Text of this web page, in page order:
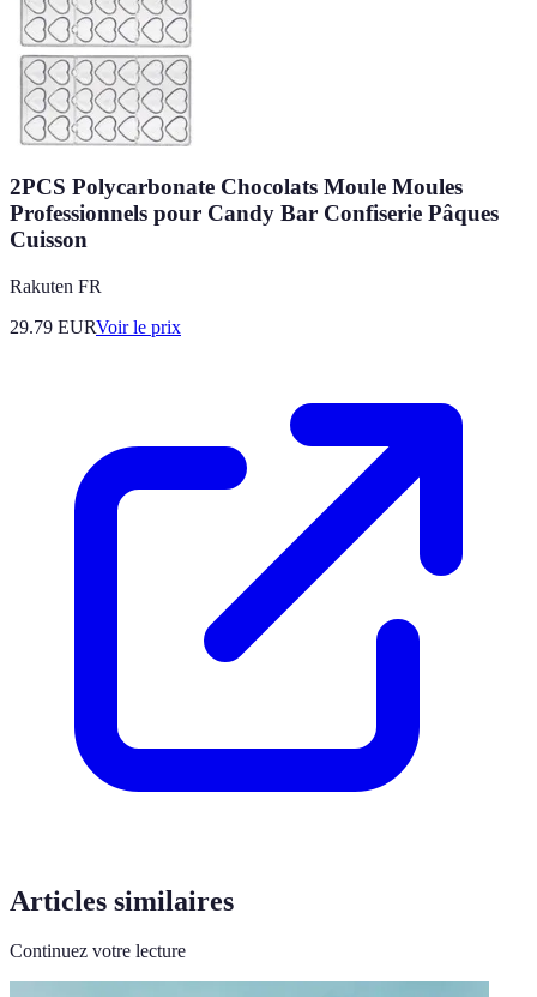
2PCS Polycarbonate Chocolats Moule Moules
Professionnels pour Candy Bar Confiserie Pâques
Cuisson
Rakuten FR
29.79 EURVoir le prix
Articles similaires
Continuez votre lecture